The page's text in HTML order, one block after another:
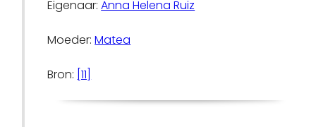
Eigenaar:Anna Helena Ruiz
Moeder:Matea
Bron: [11]